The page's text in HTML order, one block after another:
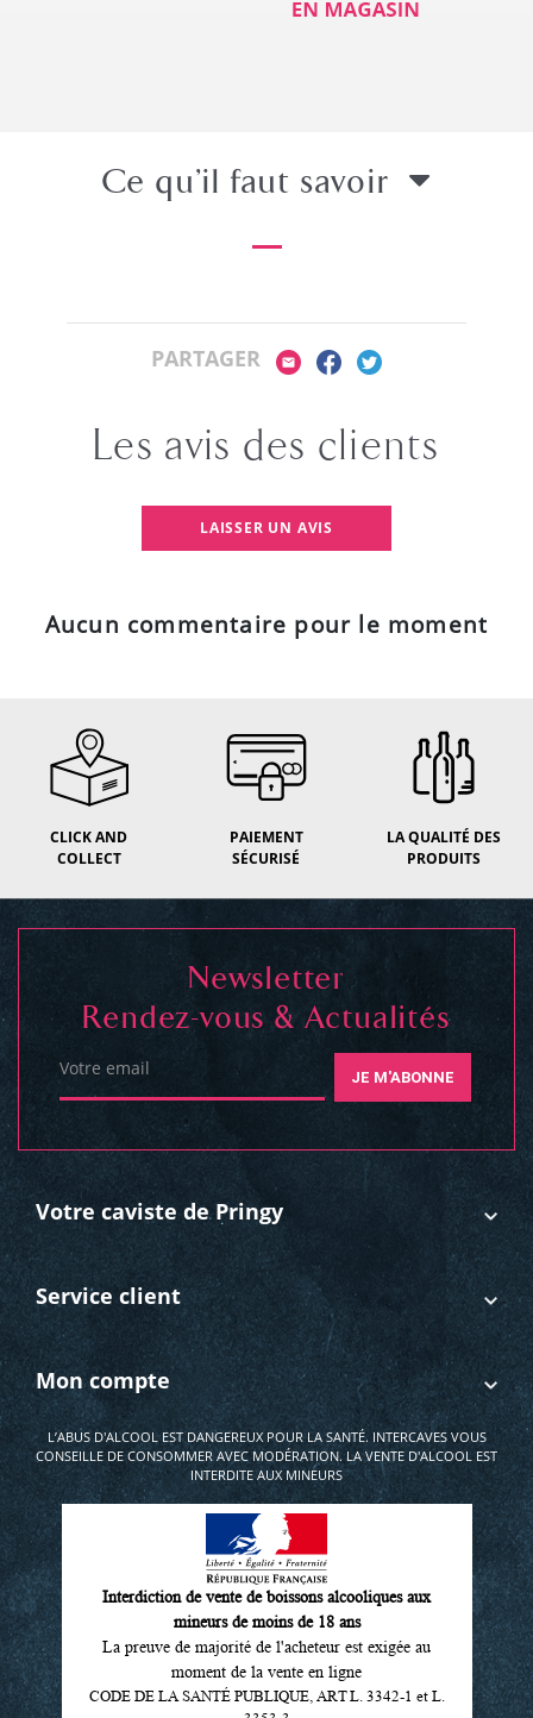
Ce qu’il faut savoir
PARTAGER
Les avis des clients
LAISSER UN AVIS
Aucun commentaire pour le moment
CLICK AND
COLLECT
PAIEMENT
SÉCURISÉ
LA QUALITÉ DES
PRODUITS
Votre caviste de Pringy
Service client
Mon compte
Newsletter
Rendez-vous & Actualités
Votre email JE M'ABONNE
L’ABUS D'ALCOOL EST DANGEREUX POUR LA SANTÉ. INTERCAVES VOUS
CONSEILLE DE CONSOMMER AVEC MODÉRATION. LA VENTE D'ALCOOL EST
INTERDITE AUX MINEURS
Interdiction de vente de boissons alcooliques aux
mineurs de moins de 18 ans
La preuve de majorité de l'acheteur est exigée au
moment de la vente en ligne
CODE DE LA SANTÉ PUBLIQUE, ART L. 3342-1 et L.